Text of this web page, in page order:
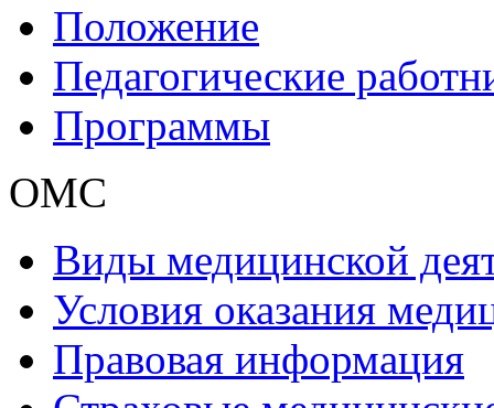
Положение
Педагогические
Программы
ОМС
Виды медицинской
Условия оказания
Правовая информация